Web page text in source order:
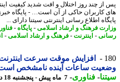
چند روز اختلال و افت شدید کیفیت
کاربران حاکی از آن است… - پایگاه خبری
اطلاع رسانی اینترنتی سیتنا دارای ...
فرهنگ و ارشاد اسلامی-پایگاه-فناوری
-اینترنت-فرهنگ و ارشاد اسلامی-
افزایش موقت سرعت اینترنت پس
ساعات آینده نامشخص است
-فناوری- 7 ماه پیش - پنجشنبه 18 دی 1404، 11:42